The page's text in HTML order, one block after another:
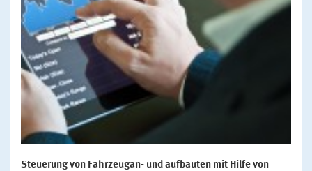
Steuerung von Fahrzeugan- und aufbauten mit Hilfe von